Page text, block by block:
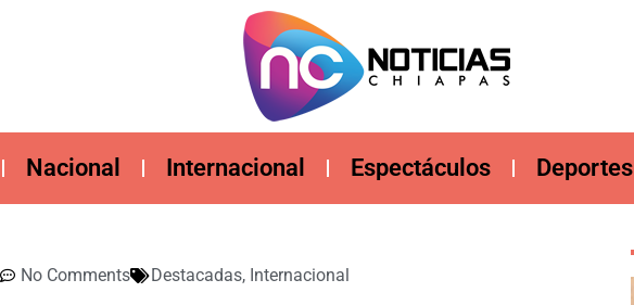
Nacional Internacional Espectáculos Deportes
No Comments Destacadas, Internacional